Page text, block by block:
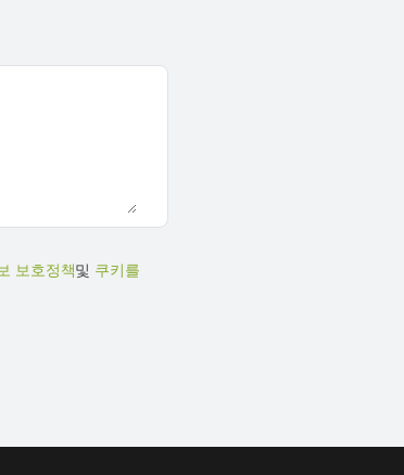
보호정책및 쿠키를